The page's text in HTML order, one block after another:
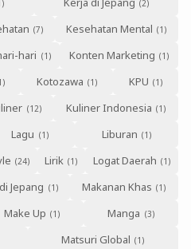
Kesehatan Mental
hari
Konten Marketing
Kotozawa
KPU
Kuliner Indonesia
Lagu
Liburan
Lirik
Logat Daerah
Jepang
Makanan Khas
Make Up
Manga
Matsuri Global